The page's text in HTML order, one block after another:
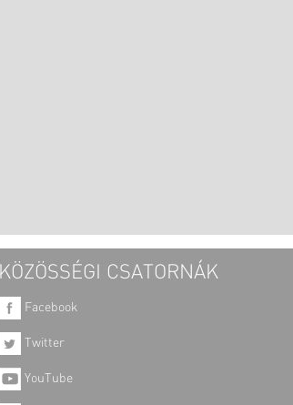
KÖZÖSSÉGI CSATORNÁK
Facebook
Twitter
YouTube